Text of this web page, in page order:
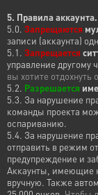
5. Правила аккаунта.
5.0. Запрещаются
записи (аккаунта)
5.1. Запрещается
управление другому
вы хотите отдохнуть
5.2. Разрешается
5.3. За нарушение
команды проекта
оспариванию.
5.4. За нарушение
отправить в режим
предупреждение и
Аккаунты, имеющие
вручную. Также